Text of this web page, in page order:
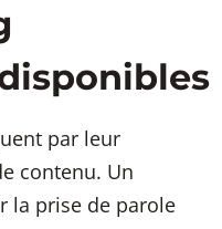
par leur
contenu. Un
la prise de parole